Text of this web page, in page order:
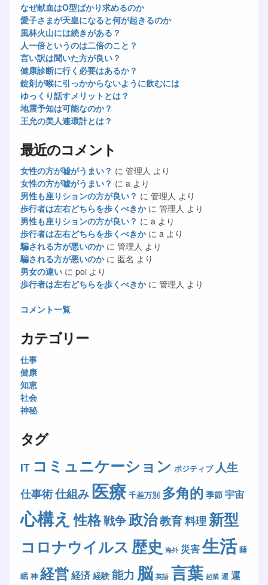
なぜ献血はO型ばかり求めるのか
愛子さまが天皇になると何が起きるのか
風林火山には続きがある？
人一倍というのは二倍のこと？
言い訳は聞いた方が良い？
健康診断に行く必要はあるか？
錠剤が喉に引っかからないように飲むには
ゆっくり話すメリットとは？
地震予知は可能なのか？
王允の美人連環計とは？
最近のコメント
女性の方が嘘がうまい？ に 管理人 より
女性の方が嘘がうまい？ に aより
男性も座りションの方が良い？ に 管理人 より
歩行者は左右どちらを歩くべきかに 管理人 より
男性も座りションの方が良い？ に aより
歩行者は左右どちらを歩くべきかに aより
騙される方が悪いのかに 管理人 より
騙される方が悪いのかに 匿名 より
男女の違いに poiより
歩行者は左右どちらを歩くべきかに 管理人 より
コメント一覧
カテゴリー
仕事
健康
知恵
社会
神秘
タグ
IT コミュニケーション ポジティブ 人生
仕事術仕組み医療 千差万別 多角的 季節 宇宙
心構え 性格戦争政治教育料理 新型
コロナウイルス 歴史 海外 災害生活 睡
眠 神 経営経済 経験 能力 脳 英語 言葉 起業 運 運